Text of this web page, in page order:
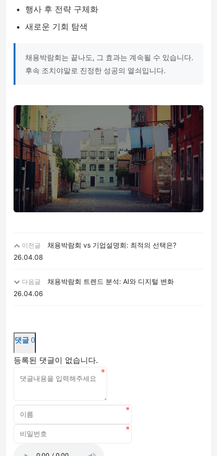
행사 후 전략 구체화
새로운 기회 탐색
채용박람회는 끝나도, 그 효과는 계속될 수 있습니다.
후속 조치야말로 진정한 성공의 열쇠입니다.
이전글
채용박람회 vs 기업설명회: 최적의 선택은?
26.04.08
다음글
채용박람회 트렌드 분석: AI와 디지털 변화
26.04.06
댓글 0
등록된 댓글이 없습니다.